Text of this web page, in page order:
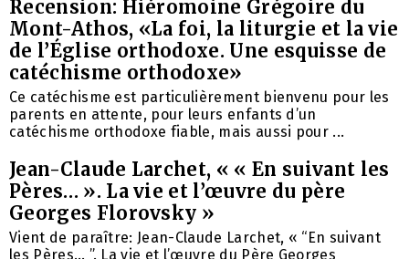
Recension: Hiéromoine Grégoire du
Mont-Athos, «La foi, la liturgie et la vie
de l’Église orthodoxe. Une esquisse de
catéchisme orthodoxe»
Ce catéchisme est particulièrement bienvenu pour les
parents en attente, pour leurs enfants d’un
catéchisme orthodoxe fiable, mais aussi pour ...
Jean-Claude Larchet, « « En suivant les
Pères… ». La vie et l’œuvre du père
Georges Florovsky »
Vient de paraître: Jean-Claude Larchet, « “En suivant
les Pères… ”. La vie et l’œuvre du Père Georges